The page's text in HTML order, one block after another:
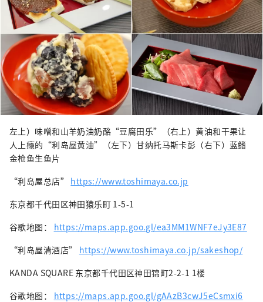
左上）味噌和山羊奶油奶酪“豆腐田乐”（右上）黄油和干果让
人上瘾的“利岛屋黄油”（左下）甘纳托马斯卡彭（右下）蓝鳍
金枪鱼生鱼片
“利岛屋总店” https://www.toshimaya.co.jp
东京都千代田区神田猿乐町 1-5-1
谷歌地图： https://maps.app.goo.gl/ea3MM1WNF7eJy3E87
“利岛屋清酒店” https://www.toshimaya.co.jp/sakeshop/
KANDA SQUARE 东京都千代田区神田锦町2-2-1 1楼
谷歌地图： https://maps.app.goo.gl/gAAzB3cwJ5eCsmxi6